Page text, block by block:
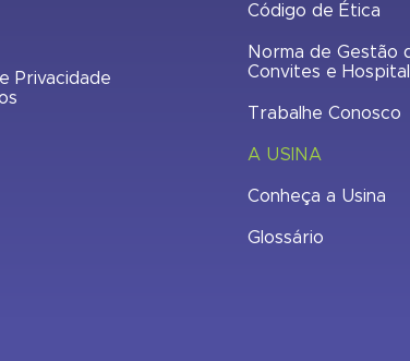
Privacidade
Código de Ética
Norma de Gestão
Convites e
Trabalhe Conosco
A USINA
Conheça a Usina
Glossário